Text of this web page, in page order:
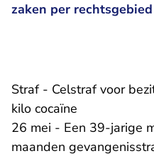
zaken per
Straf - Celstraf voor
kilo cocaïne
26 mei - Een 39-jarige
maanden